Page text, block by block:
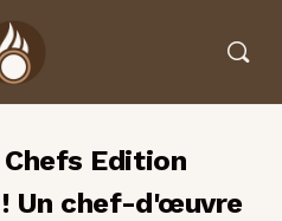
Edition
Un chef-d'œuvre